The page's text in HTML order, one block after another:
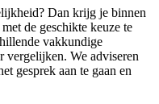
Dan krijg je binnen
de geschikte keuze te
vakkundige
vergelijken. We adviseren
gesprek aan te gaan en